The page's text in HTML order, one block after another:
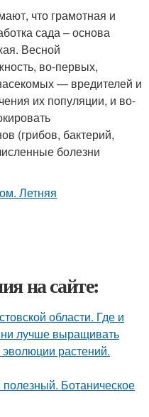
что грамотная и
сада – основа
Весной
во-первых,
— вредителей и
их популяции, и во-
(грибов, бактерий,
болезни
на сайте:
области. Где и
лучше выращивать
растений.
Ботаническое